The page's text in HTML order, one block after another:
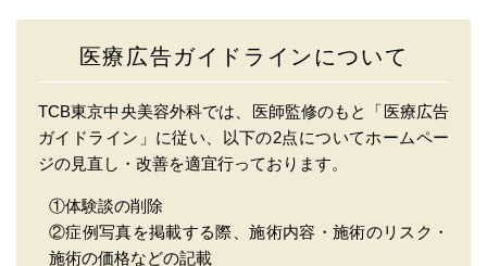
医療広告ガイドラインについて
TCB東京中央美容外科では、医師監修のもと「医療広告
ガイドライン」に従い、以下の2点についてホームペー
ジの見直し・改善を適宜行っております。
①体験談の削除
②症例写真を掲載する際、施術内容・施術のリスク・
施術の価格などの記載